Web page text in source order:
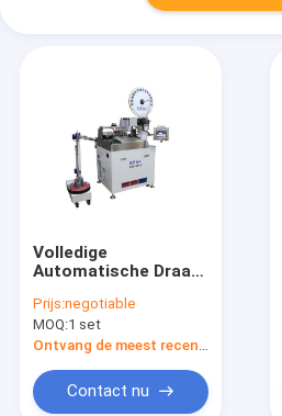
Volledige
Automatische Draad
360° die 950 * 800 *
1290MM roteert
Prijs:negotiable
MOQ:1 set
Ontvang de meest recente Prijs
Contact nu